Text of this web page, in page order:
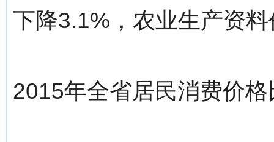
下降3.1%，农业生产资
2015年全省居民消费价